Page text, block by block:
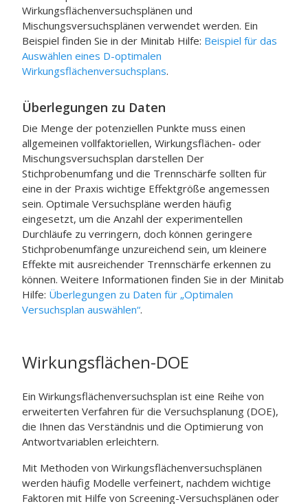
Wirkungsflächenversuchsplänen und
Mischungsversuchsplänen verwendet werden. Ein
Beispiel finden Sie in der Minitab Hilfe: Beispiel für das
Auswählen eines D-optimalen
Wirkungsflächenversuchsplans.
Überlegungen zu Daten
Die Menge der potenziellen Punkte muss einen
allgemeinen vollfaktoriellen, Wirkungsflächen- oder
Mischungsversuchsplan darstellen Der
Stichprobenumfang und die Trennschärfe sollten für
eine in der Praxis wichtige Effektgröße angemessen
sein. Optimale Versuchspläne werden häufig
eingesetzt, um die Anzahl der experimentellen
Durchläufe zu verringern, doch können geringere
Stichprobenumfänge unzureichend sein, um kleinere
Effekte mit ausreichender Trennschärfe erkennen zu
können. Weitere Informationen finden Sie in der Minitab
Hilfe: Überlegungen zu Daten für „Optimalen
Versuchsplan auswählen“.
Wirkungsflächen-DOE
Ein Wirkungsflächenversuchsplan ist eine Reihe von
erweiterten Verfahren für die Versuchsplanung (DOE),
die Ihnen das Verständnis und die Optimierung von
Antwortvariablen erleichtern.
Mit Methoden von Wirkungsflächenversuchsplänen
werden häufig Modelle verfeinert, nachdem wichtige
Faktoren mit Hilfe von Screening-Versuchsplänen oder